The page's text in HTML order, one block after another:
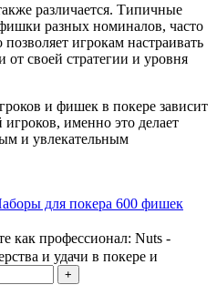
различается. Типичные
разных номиналов, часто
игрокам настраивать
от своей стратегии и уровня
и фишек в покере зависит
именно это делает
и увлекательным
для покера 600 фишек
как профессионал: Nuts -
и удачи в покере и